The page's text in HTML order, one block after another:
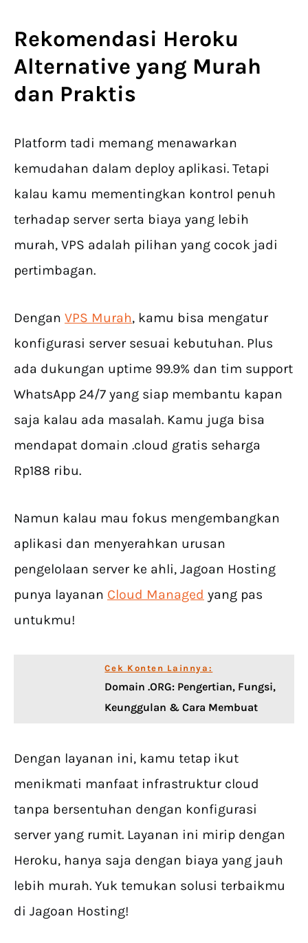
Rekomendasi Heroku
Alternative yang Murah
dan Praktis
Platform tadi memang menawarkan
kemudahan dalam deploy aplikasi. Tetapi
kalau kamu mementingkan kontrol penuh
terhadap server serta biaya yang lebih
murah, VPS adalah pilihan yang cocok jadi
pertimbagan.
Dengan VPS Murah, kamu bisa mengatur
konfigurasi server sesuai kebutuhan. Plus
ada dukungan uptime 99.9% dan tim support
WhatsApp 24/7 yang siap membantu kapan
saja kalau ada masalah. Kamu juga bisa
mendapat domain .cloud gratis seharga
Rp188 ribu.
Namun kalau mau fokus mengembangkan
aplikasi dan menyerahkan urusan
pengelolaan server ke ahli, Jagoan Hosting
punya layanan Cloud Managed yang pas
untukmu!
Cek Konten Lainnya:
Domain .ORG: Pengertian, Fungsi,
Keunggulan & Cara Membuat
Dengan layanan ini, kamu tetap ikut
menikmati manfaat infrastruktur cloud
tanpa bersentuhan dengan konfigurasi
server yang rumit. Layanan ini mirip dengan
Heroku, hanya saja dengan biaya yang jauh
lebih murah. Yuk temukan solusi terbaikmu
di Jagoan Hosting!